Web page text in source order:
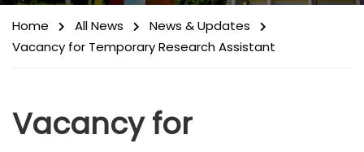
Home All News
News & Updates
Vacancy for Temporary Research Assistant
Vacancy for